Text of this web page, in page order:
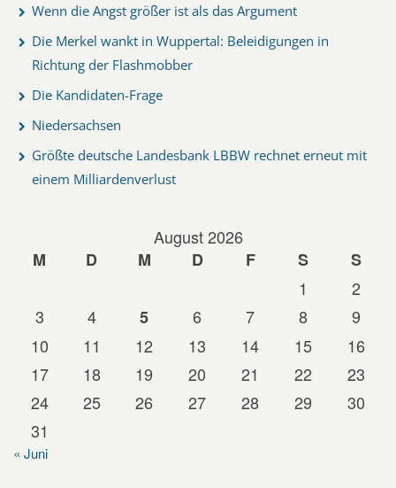
Wenn die Angst größer ist als das Argument
Die Merkel wankt in Wuppertal: Beleidigungen in
Richtung der Flashmobber
Die Kandidaten-Frage
Niedersachsen
Größte deutsche Landesbank LBBW rechnet erneut mit
einem Milliardenverlust
August 2026
M
D M D F S
S
1
2
3
4 5 6 7 8
9
10
11 12 13 14 15
16
17
18 19 20 21 22
23
24
25 26 27 28 29
30
31
« Juni